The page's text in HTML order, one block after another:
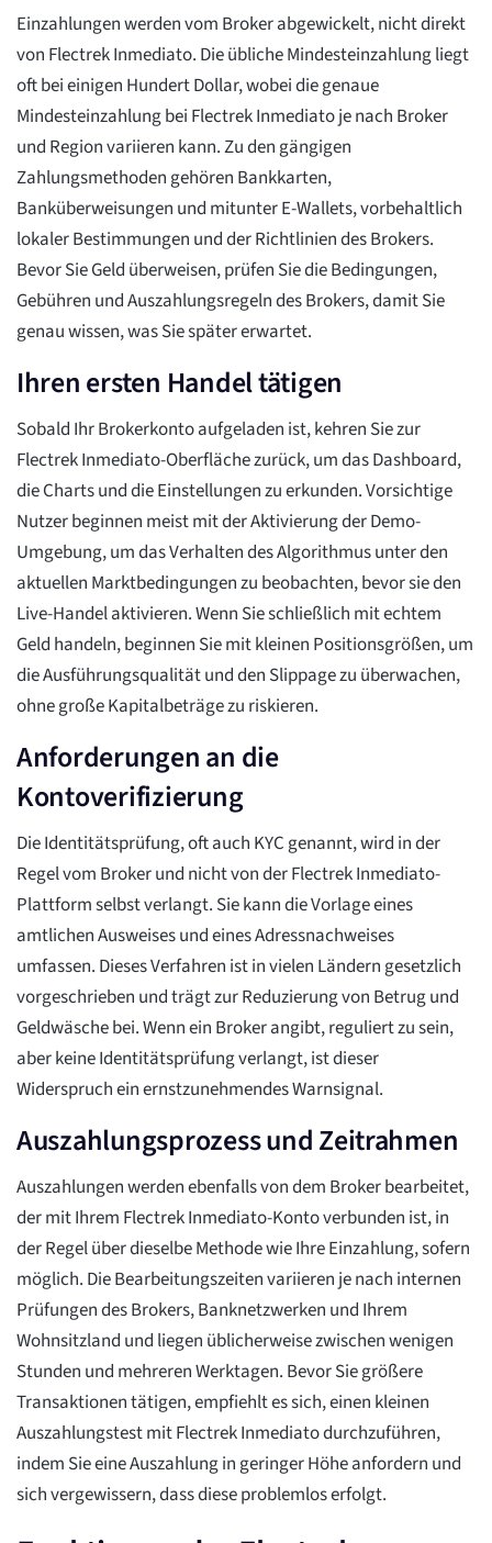
Einzahlungen werden vom Broker abgewickelt, nicht direkt
von Flectrek Inmediato. Die übliche Mindesteinzahlung liegt
oft bei einigen Hundert Dollar, wobei die genaue
Mindesteinzahlung bei Flectrek Inmediato je nach Broker
und Region variieren kann. Zu den gängigen
Zahlungsmethoden gehören Bankkarten,
Banküberweisungen und mitunter E-Wallets, vorbehaltlich
lokaler Bestimmungen und der Richtlinien des Brokers.
Bevor Sie Geld überweisen, prüfen Sie die Bedingungen,
Gebühren und Auszahlungsregeln des Brokers, damit Sie
genau wissen, was Sie später erwartet.
Ihren ersten Handel tätigen
Sobald Ihr Brokerkonto aufgeladen ist, kehren Sie zur
Flectrek Inmediato-Oberfläche zurück, um das Dashboard,
die Charts und die Einstellungen zu erkunden. Vorsichtige
Nutzer beginnen meist mit der Aktivierung der Demo-
Umgebung, um das Verhalten des Algorithmus unter den
aktuellen Marktbedingungen zu beobachten, bevor sie den
Live-Handel aktivieren. Wenn Sie schließlich mit echtem
Geld handeln, beginnen Sie mit kleinen Positionsgrößen, um
die Ausführungsqualität und den Slippage zu überwachen,
ohne große Kapitalbeträge zu riskieren.
Anforderungen an die
Kontoverifizierung
Die Identitätsprüfung, oft auch KYC genannt, wird in der
Regel vom Broker und nicht von der Flectrek Inmediato-
Plattform selbst verlangt. Sie kann die Vorlage eines
amtlichen Ausweises und eines Adressnachweises
umfassen. Dieses Verfahren ist in vielen Ländern gesetzlich
vorgeschrieben und trägt zur Reduzierung von Betrug und
Geldwäsche bei. Wenn ein Broker angibt, reguliert zu sein,
aber keine Identitätsprüfung verlangt, ist dieser
Widerspruch ein ernstzunehmendes Warnsignal.
Auszahlungsprozess und Zeitrahmen
Auszahlungen werden ebenfalls von dem Broker bearbeitet,
der mit Ihrem Flectrek Inmediato-Konto verbunden ist, in
der Regel über dieselbe Methode wie Ihre Einzahlung, sofern
möglich. Die Bearbeitungszeiten variieren je nach internen
Prüfungen des Brokers, Banknetzwerken und Ihrem
Wohnsitzland und liegen üblicherweise zwischen wenigen
Stunden und mehreren Werktagen. Bevor Sie größere
Transaktionen tätigen, empfiehlt es sich, einen kleinen
Auszahlungstest mit Flectrek Inmediato durchzuführen,
indem Sie eine Auszahlung in geringer Höhe anfordern und
sich vergewissern, dass diese problemlos erfolgt.